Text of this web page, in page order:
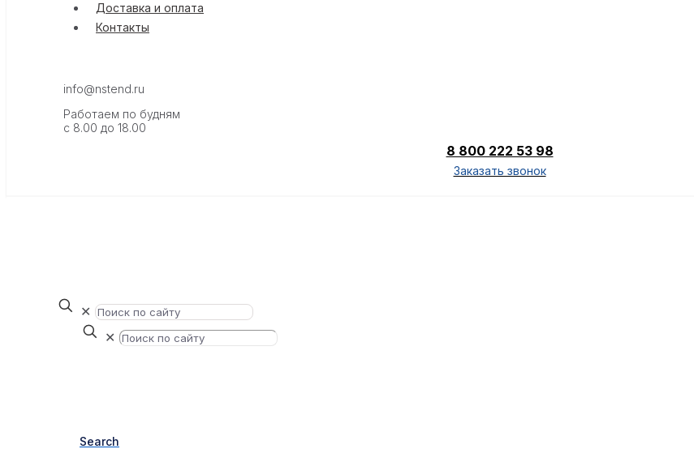
Доставка и оплата
Контакты
info@nstend.ru
Работаем по будням
с 8.00 до 18.00
8 800 222 53 98
Заказать звонок
✕
✕
Search